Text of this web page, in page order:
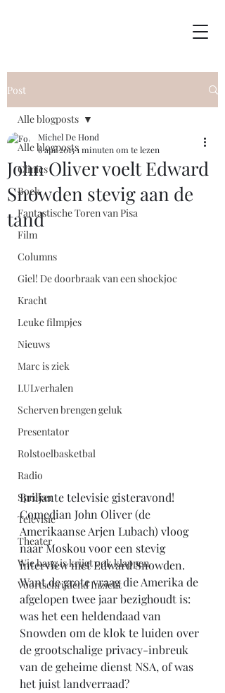
Post
Alle blogposts
Clinics
Boek
Fantastische Toren van Pisa
Film
Columns
Giel! De doorbraak van een shockjoc
Kracht
Leuke filmpjes
Nieuws
Marc is ziek
LULverhalen
Scherven brengen geluk
Presentator
Rolstoelbasketbal
Radio
Spreker
Televisie
Theater
Wie bang is krijgt ook klappen
Voortschrijdend Inzicht
Alle blogposts
John Oliver voelt Edward
Snowden stevig aan de
tand
Michel De Hond
6 apr 20151 minuten om te lezen
Briljante televisie gisteravond!
Comedian John Oliver (de
Amerikaanse Arjen Lubach) vloog
naar Moskou voor een stevig
interview met Edward Snowden.
Want de grote vraag die Amerika de
afgelopen twee jaar bezighoudt is:
was het een heldendaad van
Snowden om de klok te luiden over
de grootschalige privacy-inbreuk
van de geheime dienst NSA, of was
het juist landverraad?